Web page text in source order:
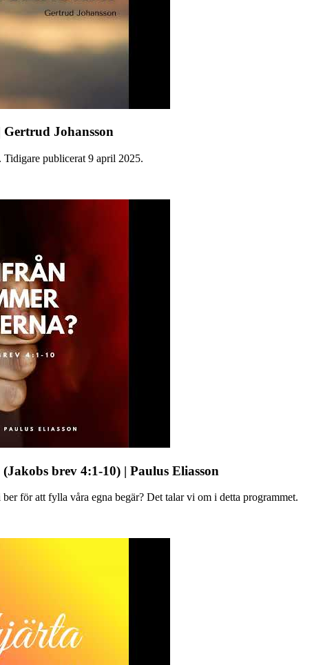
Johansson
Tidigare publicerat 9 april 2025.
brev 4:1-10) | Paulus Eliasson
för att fylla våra egna begär? Det talar vi om i detta programmet.